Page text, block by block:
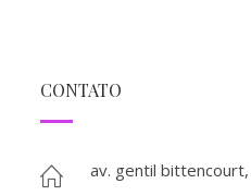
CONTATO
av. gentil